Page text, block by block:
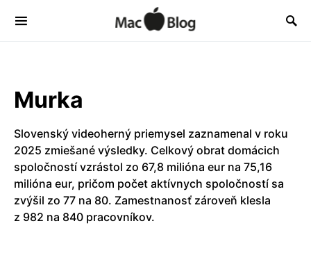
Murka
Slovenský videoherný priemysel zaznamenal v roku
2025 zmiešané výsledky. Celkový obrat domácich
spoločností vzrástol zo 67,8 milióna eur na 75,16
milióna eur, pričom počet aktívnych spoločností sa
zvýšil zo 77 na 80. Zamestnanosť zároveň klesla
z 982 na 840 pracovníkov.